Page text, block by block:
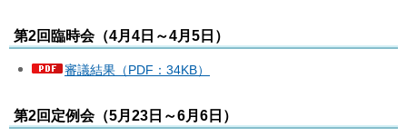
第2回臨時会（4月4日～4月5日）
審議結果（PDF：34KB）
第2回定例会（5月23日～6月6日）